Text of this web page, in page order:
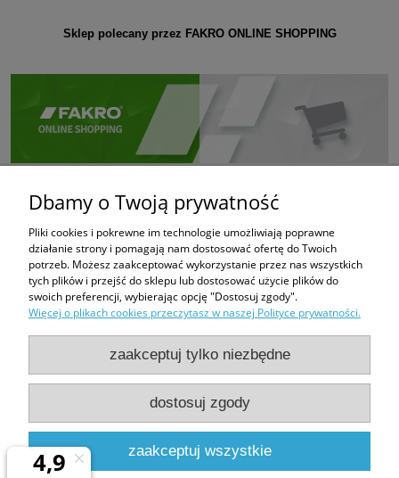
Sklep polecany przez FAKRO ONLINE SHOPPING
PHUP FUGAZI
Bratków 6
43-100 Tychy
e-mail:
fugazi.tychy@gmail.com,biuro@e-oknadachowe.pl
tel:509-308-681
Dbamy o Twoją prywatność
Pliki cookies i pokrewne im technologie umożliwiają poprawne
działanie strony i pomagają nam dostosować ofertę do Twoich
potrzeb. Możesz zaakceptować wykorzystanie przez nas wszystkich
tych plików i przejść do sklepu lub dostosować użycie plików do
swoich preferencji, wybierając opcję "Dostosuj zgody".
Więcej o plikach cookies przeczytasz w naszej Polityce prywatności.
zaakceptuj tylko niezbędne
dostosuj zgody
zaakceptuj wszystkie